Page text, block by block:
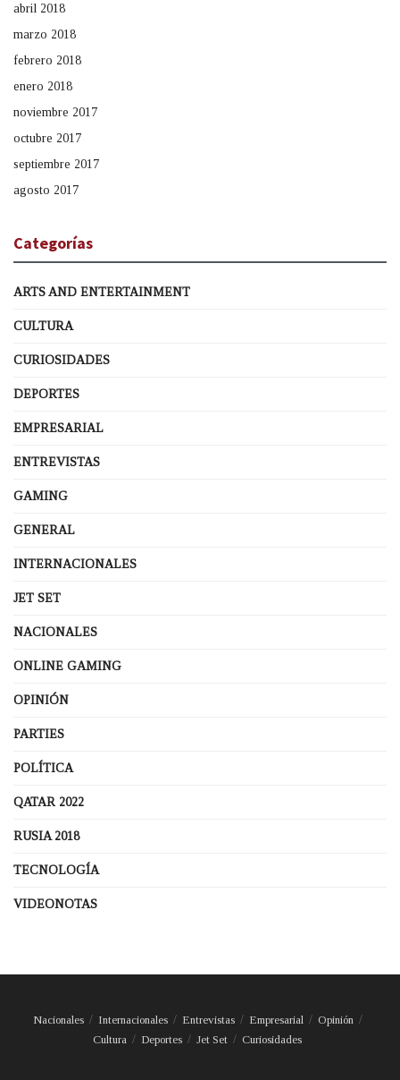
abril 2018
marzo 2018
febrero 2018
enero 2018
noviembre 2017
octubre 2017
septiembre 2017
agosto 2017
Categorías
ARTS AND ENTERTAINMENT
CULTURA
CURIOSIDADES
DEPORTES
EMPRESARIAL
ENTREVISTAS
GAMING
GENERAL
INTERNACIONALES
JET SET
NACIONALES
ONLINE GAMING
OPINIÓN
PARTIES
POLÍTICA
QATAR 2022
RUSIA 2018
TECNOLOGÍA
VIDEONOTAS
Nacionales Internacionales Entrevistas Empresarial
Opinión
Cultura
Deportes Jet Set Curiosidades